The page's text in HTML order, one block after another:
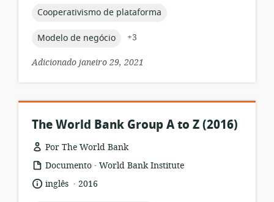
publicação:
topic:
Cooperativismo de plataforma
topic:
Modelo de negócio
+3
Adicionado janeiro 29, 2021
The World Bank Group A to Z (2016)
Por The World Bank
formato
de
recurso:
Documento .
Editor:World Bank Institute
idioma:
inglês .
data2016